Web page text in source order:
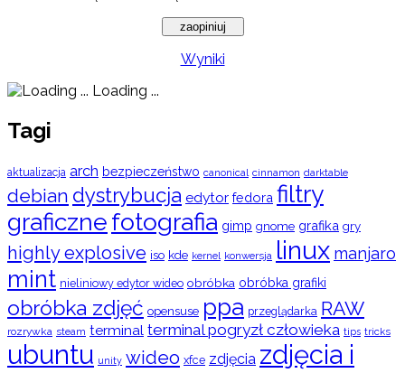
Wyniki
Loading ...
Tagi
aktualizacja arch bezpieczeństwo canonical cinnamon darktable
debian dystrybucja edytor fedora filtry
graficznefotografia gimp gnome grafika gry
highly explosive iso kde kernel konwersja linux manjaro
mint nieliniowy edytor wideo obróbka obróbka grafiki
obróbka zdjęć opensuse ppa przeglądarka RAW
rozrywka steam terminal terminal pogryzł człowieka tips tricks
ubuntu unity wideo xfce zdjęcia zdjęcia i